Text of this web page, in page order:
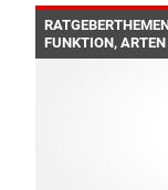
FUNKTION,